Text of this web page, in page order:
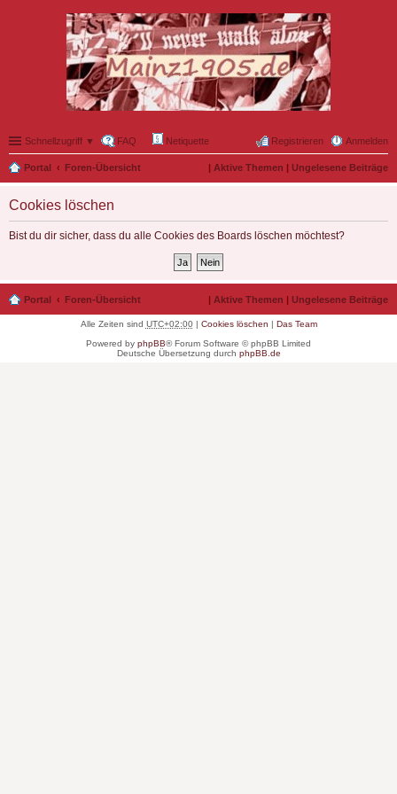
Schnellzugriff ▼ FAQ Netiquette Anmelden
Registrieren
Portal Foren-Übersicht | Aktive Themen | Ungelesene Beiträge
Cookies löschen
Bist du dir sicher, dass du alle Cookies des Boards löschen möchtest?
Portal Foren-Übersicht | Aktive Themen | Ungelesene Beiträge
Alle Zeiten sind UTC+02:00| Cookies löschen | Das Team
Powered by phpBB® Forum Software © phpBB Limited
Deutsche Übersetzung durch phpBB.de